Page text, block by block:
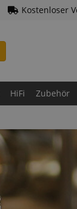
Kostenloser
HiFi Zubehör